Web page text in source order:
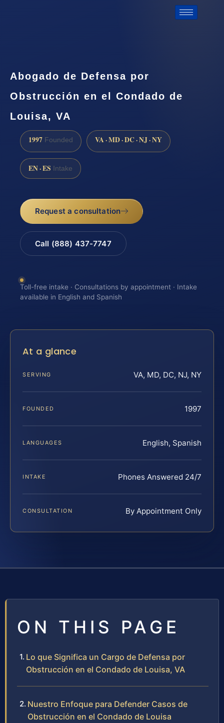
Abogado de Defensa por
Obstrucción en el Condado de
Louisa, VA
1997 Founded VA · MD · DC · NJ · NY
EN · ES Intake
Request a consultation
Call (888) 437-7747
Toll-free intake · Consultations by appointment · Intake
available in English and Spanish
At a glance
SERVING VA, MD, DC, NJ, NY
FOUNDED 1997
LANGUAGES English, Spanish
INTAKE Phones Answered 24/7
CONSULTATION By Appointment Only
ON THIS PAGE
Lo que Significa un Cargo de Defensa por
Obstrucción en el Condado de Louisa, VA
Nuestro Enfoque para Defender Casos de
Obstrucción en el Condado de Louisa